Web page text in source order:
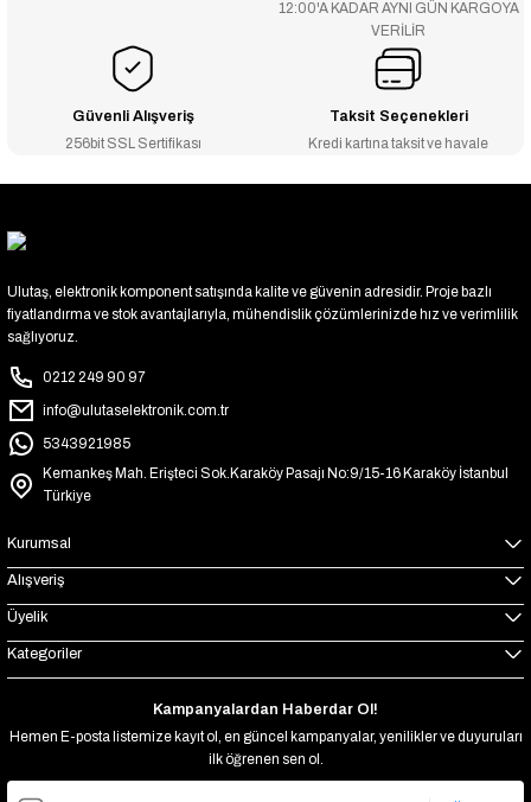
12:00'A KADAR AYNI GÜN KARGOYA
VERİLİR
Güvenli Alışveriş
256bit SSL Sertifikası
Taksit Seçenekleri
Kredi kartına taksit ve havale
Ulutaş, elektronik komponent satışında kalite ve güvenin adresidir. Proje bazlı
fiyatlandırma ve stok avantajlarıyla, mühendislik çözümlerinizde hız ve verimlilik
sağlıyoruz.
0212 249 90 97
info@ulutaselektronik.com.tr
5343921985
Kemankeş Mah. Erişteci Sok.Karaköy Pasajı No:9/15-16 Karaköy İstanbul
Türkiye
Kurumsal
Alışveriş
Üyelik
Kategoriler
Kampanyalardan Haberdar Ol!
Hemen E-posta listemize kayıt ol, en güncel kampanyalar, yenilikler ve duyuruları
ilk öğrenen sen ol.